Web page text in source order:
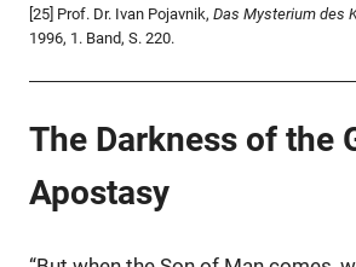
[25] Prof. Dr. Ivan Pojavnik, Das Mysterium des
1996, 1. Band, S. 220.
The Darkness of the
Apostasy